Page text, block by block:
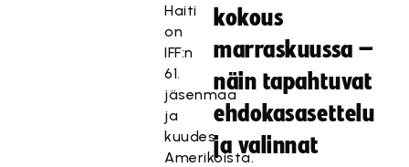
Haiti
on
IFF:n
61.
jäsenmaa
ja
kuudes
Amerikoista.
kokous
marraskuussa –
näin tapahtuvat
ehdokasasettelu
ja valinnat